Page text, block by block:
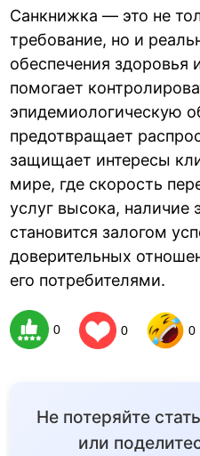
Санкнижка — это не
требование, но и
обеспечения здоровья
помогает
эпидемиологическую
предотвращает
защищает интересы
мире, где скорость
услуг высока, наличие
становится залогом
доверительных
его потребителями.
0 0 0
Не потеряйте
или